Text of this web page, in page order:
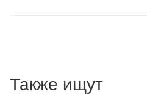
Также ищут